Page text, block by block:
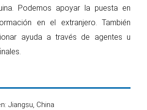
Podemos apoyar la puesta en
en el extranjero. También
ayuda a través de agentes u
Jiangsu, China